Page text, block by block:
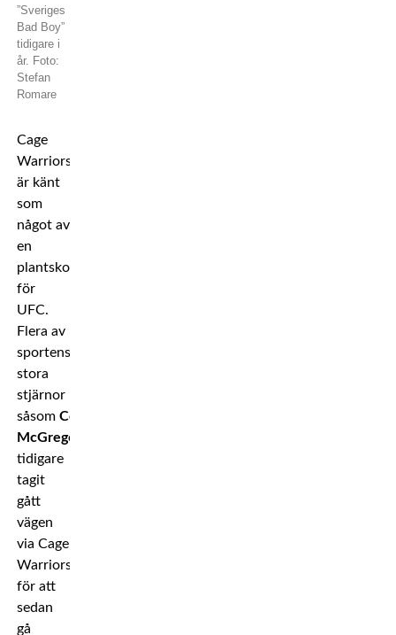
”Sveriges
Bad Boy”
tidigare i
år. Foto:
Stefan
Romare
Cage
Warriors
är känt
som
något av
en
plantskola
för
UFC.
Flera av
sportens
stora
stjärnor
såsom Conor
McGregor
tidigare
tagit
gått
vägen
via Cage
Warriors
för att
sedan
gå